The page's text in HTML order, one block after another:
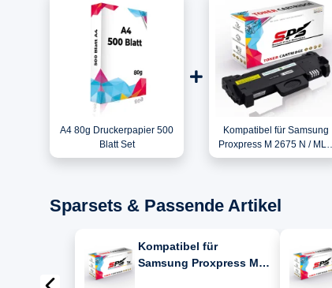
A4 80g Druckerpapier 500
Blatt Set
Kompatibel für Samsung
Proxpress M 2675 N / MLT-
D116L/ELS / 116L Toner
Sparsets & Passende Artikel
Kompatibel für
Samsung Proxpress M